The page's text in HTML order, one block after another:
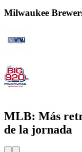
Milwaukee
MLB: Más
de la jornada